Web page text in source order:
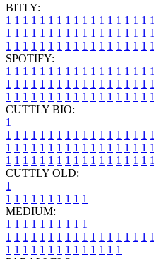
BITLY:
1 1 1 1 1 1 1 1 1 1 1 1 1 1 1 1 1 1
1 1 1 1 1 1 1 1 1 1 1 1 1 1 1 1 1 1
1 1 1 1 1 1 1 1 1 1 1 1 1 1 1 1 1 1
SPOTIFY:
1 1 1 1 1 1 1 1 1 1 1 1 1 1 1 1 1 1
1 1 1 1 1 1 1 1 1 1 1 1 1 1 1 1 1 1
1 1 1 1 1 1 1 1 1 1 1 1 1 1 1 1 1 1
CUTTLY BIO:
1
1 1 1 1 1 1 1 1 1 1 1 1 1 1 1 1 1 1
1 1 1 1 1 1 1 1 1 1 1 1 1 1 1 1 1 1
1 1 1 1 1 1 1 1 1 1 1 1 1 1 1 1 1 1
CUTTLY OLD:
1
1 1 1 1 1 1 1 1 1 1
MEDIUM:
1 1 1 1 1 1 1 1 1 1
1 1 1 1 1 1 1 1 1 1 1 1 1 1 1 1 1 1
1 1 1 1 1 1 1 1 1 1 1 1 1 1